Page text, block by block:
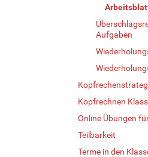
Aufgaben
Kopfrechnen
Online Übungen
Teilbarkeit
Terme in den